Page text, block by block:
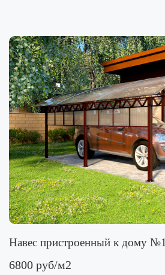
Навес пристроенный к дому №1
6800 руб/м2